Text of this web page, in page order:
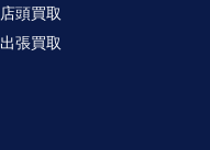
店頭買取
出張買取